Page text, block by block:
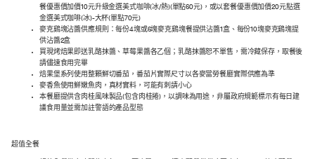
餐優惠價加價10元升級金選美式咖啡(冰/熱)(單點60元)，或以套餐優惠價加價20元點選
金選美式咖啡(冰)-大杯(單點70元)
麥克鷄塊沾醬供應規則：每份4塊或6塊麥克鷄塊餐提供沾醬1盒、每份10塊麥克鷄塊提
供沾醬2盒
買現烤焙果即送乳酪抹醬、草莓果醬各乙個；乳酪抹醬恕不單售，需冷藏保存，取餐後
請儘速食用完畢
焙果堡系列使用整顆鮮切番茄，番茄片實際尺寸以各麥當勞餐廳實際供應為準
麥香魚使用鮮嫩魚肉，真材實料，可能有刺請小心
本餐廳提供含肉桂風味製品(包含肉桂捲)，以調味為用途，非屬政府規範標示有每日建
議食用量並需加註警語的產品型態
超值全餐